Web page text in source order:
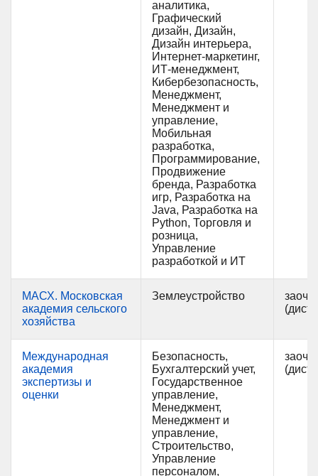
аналитика,
Графический
дизайн, Дизайн,
Дизайн интерьера,
Интернет-маркетинг,
ИТ-менеджмент,
Кибербезопасность,
Менеджмент,
Менеджмент и
управление,
Мобильная
разработка,
Программирование,
Продвижение
бренда, Разработка
игр, Разработка на
Java, Разработка на
Python, Торговля и
розница,
Управление
разработкой и ИТ
МАСХ. Московская
академия сельского
хозяйства
Землеустройство
Международная
академия
экспертизы и
оценки
Безопасность,
Бухгалтерский учет,
Государственное
управление,
Менеджмент,
Менеджмент и
управление,
Строительство,
Управление
персоналом,